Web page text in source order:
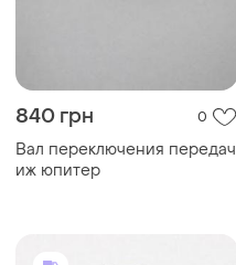
840 грн 0
Вал переключения передач
иж юпитер